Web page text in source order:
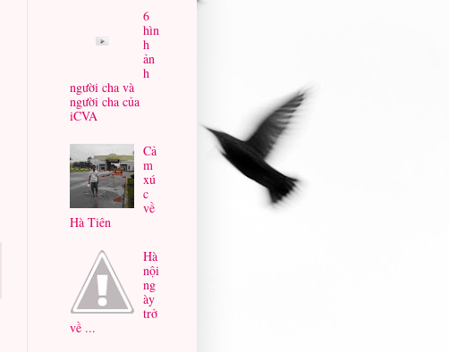
6
hìn
h
ản
h
người cha và
người cha của
iCVA
Cả
m
xú
c
về
Hà Tiên
Hà
nội
ng
ày
trở
về ...